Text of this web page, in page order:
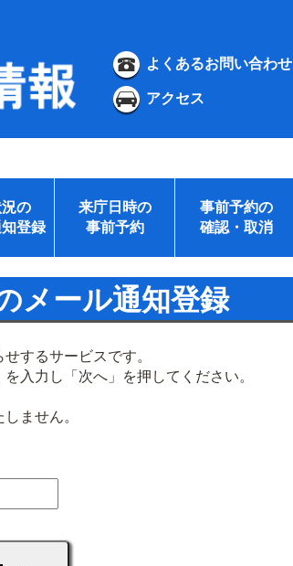
よくあるお問い合わせ
アクセス
の
登録
来庁日時の
事前予約
事前予約の
確認・取消
メール通知登録
するサービスです。
入力し「次へ」を押してください。
ません。